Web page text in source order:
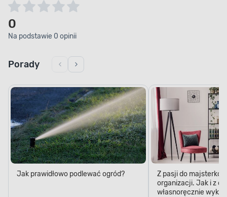
0
Na podstawie 0 opinii
Porady
Jak prawidłowo podlewać ogród?
Z pasji do
organizacji. Jak i z
własnoręcznie